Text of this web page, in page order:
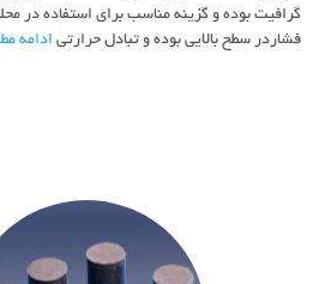
گرافیت بوده و گزینه مناسب برای استفاده در
فشاردر سطح بالایی بوده و تبادل حرارتی ادامه